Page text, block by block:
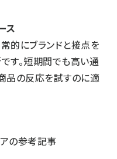
ス
的にブランドと接点を
す。短期間でも高い通
品の反応を試すのに適
アの参考記事